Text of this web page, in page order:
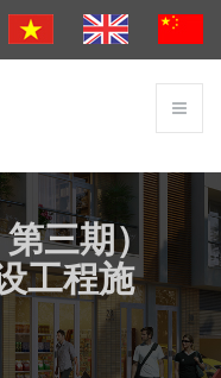
三期）
工程施